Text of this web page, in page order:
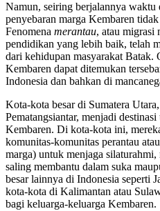
Namun, seiring berjalannya waktu
penyebaran marga Kembaren
Fenomena merantau, atau migrasi
pendidikan yang lebih baik, telah
dari kehidupan masyarakat Batak.
Kembaren dapat ditemukan
Indonesia dan bahkan di
Kota-kota besar di Sumatera
Pematangsiantar, menjadi
Kembaren. Di kota-kota ini,
komunitas-komunitas perantau
marga) untuk menjaga
saling membantu dalam suka
besar lainnya di Indonesia seperti
kota-kota di Kalimantan atau
bagi keluarga-keluarga Kembaren.